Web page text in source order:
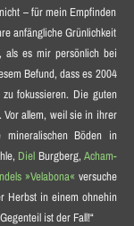
– für mein Empfinden
anfängliche Grünlichkeit
als es mir persönlich bei
Befund, dass es 2004
fokussieren. Die guten
Vor allem, weil sie in ihrer
mineralischen Böden in
Diel Burgberg, Acham-
»Velabona« versuche
Herbst in einem ohnehin
ist der Fall!“